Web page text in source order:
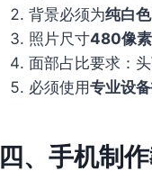
背景必须为纯白
照片尺寸480像素
面部占比要求：
必须使用专业设
四、手机制